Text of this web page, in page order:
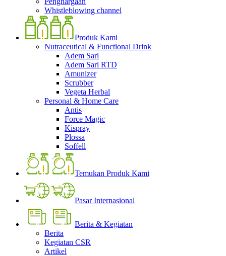
Whistleblowing channel
Produk Kami
Nutraceutical & Functional Drink
Adem Sari
Adem Sari RTD
Amunizer
Scrubber
Vegeta Herbal
Personal & Home Care
Antis
Force Magic
Kispray
Plossa
Soffell
Temukan Produk Kami
Pasar Internasional
Berita & Kegiatan
Berita
Kegiatan CSR
Artikel